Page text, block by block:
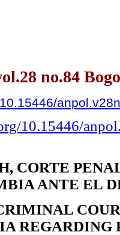
no.84
10.15446/
CORTE
ANTE EL